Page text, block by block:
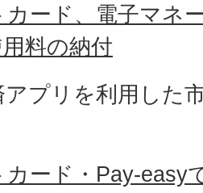
カード、電子マネ
料の納付
アプリを利用した
カード・Pay-easy